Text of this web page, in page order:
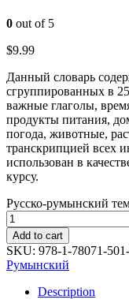
0 out of 5
$9.99
Данный словарь
сгруппированных в
важные глаголы,
продукты питания,
погода, животные,
транскрипцией всех
использован в
курсу.
Русско-румынский
Add to cart
SKU: 978-1-78071-
Румынский
Description